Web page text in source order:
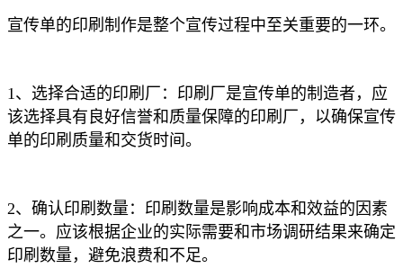
宣传单的印刷制作是整个宣传过程中至关重要的一环。
1、选择合适的印刷厂：印刷厂是宣传单的制造者，应
该选择具有良好信誉和质量保障的印刷厂，以确保宣传
单的印刷质量和交货时间。
2、确认印刷数量：印刷数量是影响成本和效益的因素
之一。应该根据企业的实际需要和市场调研结果来确定
印刷数量，避免浪费和不足。